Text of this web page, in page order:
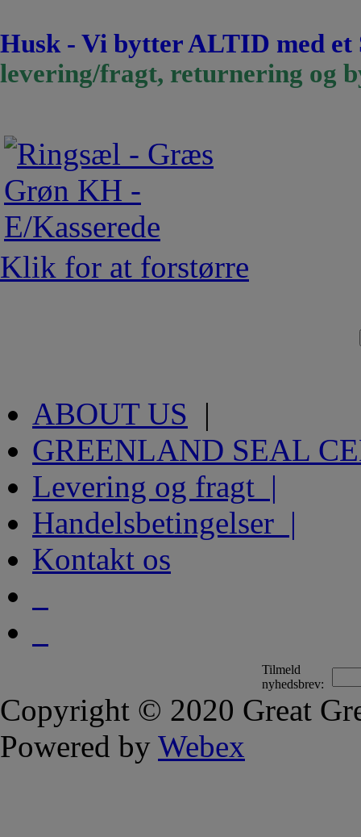
Husk - Vi bytter ALTID med
levering/fragt, returnering og
Klik for at forstørre
ABOUT US |
GREENLAND SEAL
Levering og fragt |
Handelsbetingelser |
Kontakt os
Tilmeld
nyhedsbrev:
Copyright © 2020 Great
Powered by Webex